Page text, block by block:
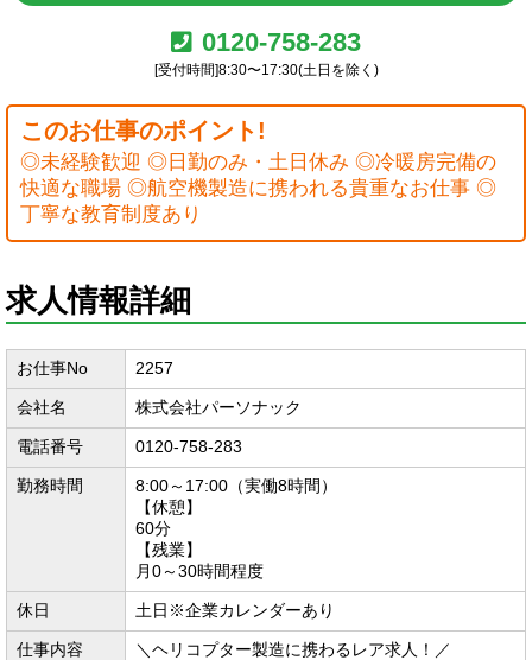
0120-758-283
[受付時間]8:30〜17:30(土日を除く)
このお仕事のポイント!
◎未経験歓迎 ◎日勤のみ・土日休み ◎冷暖房完備の
快適な職場 ◎航空機製造に携われる貴重なお仕事 ◎
丁寧な教育制度あり
求人情報詳細
お仕事No 2257
会社名 株式会社パーソナック
電話番号 0120-758-283
勤務時間
8:00～17:00（実働8時間）
【休憩】
60分
【残業】
月0～30時間程度
休日 土日※企業カレンダーあり
仕事内容 ＼ヘリコプター製造に携わるレア求人！／